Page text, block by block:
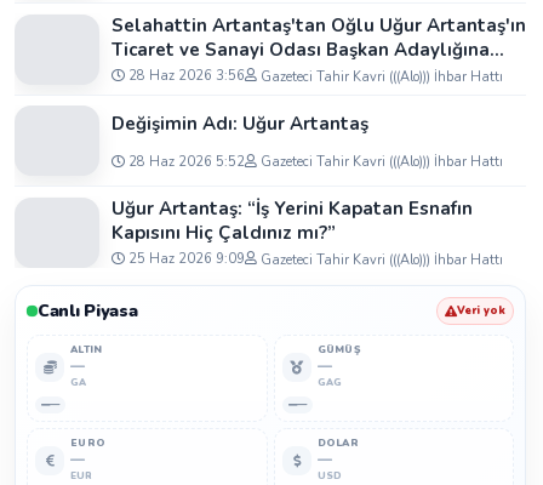
Selahattin Artantaş'tan Oğlu Uğur Artantaş'ın
Ticaret ve Sanayi Odası Başkan Adaylığına
Tam Destek: "Yolun ve Bahtın Açık Olsun
28 Haz 2026 3:56 Gazeteci Tahir Kavri (((Alo))) İhbar Hattı
Değişimin Adı: Uğur Artantaş
28 Haz 2026 5:52 Gazeteci Tahir Kavri (((Alo))) İhbar Hattı
Uğur Artantaş: “İş Yerini Kapatan Esnafın
Kapısını Hiç Çaldınız mı?”
25 Haz 2026 9:09 Gazeteci Tahir Kavri (((Alo))) İhbar Hattı
Canlı Piyasa Veri yok
ALTIN
—
GA
—
GÜMÜŞ
—
GAG
—
EURO
—
EUR
DOLAR
—
USD